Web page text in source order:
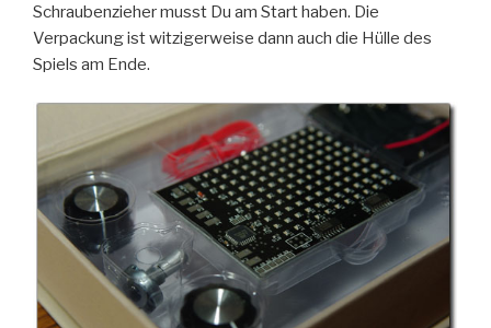
Schraubenzieher musst Du am Start haben. Die
Verpackung ist witzigerweise dann auch die Hülle des
Spiels am Ende.